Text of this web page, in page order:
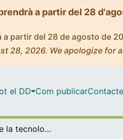
a partir del 28
partir del 28 de agosto de
28, 2026. We apologize for
el DD Com publicarContacte
El impacto de la tecnología blockchain en la contratación privada: ¿hacia una contratación inteligente?